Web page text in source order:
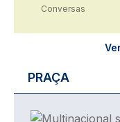
Conversas
PRAÇA
Imagem